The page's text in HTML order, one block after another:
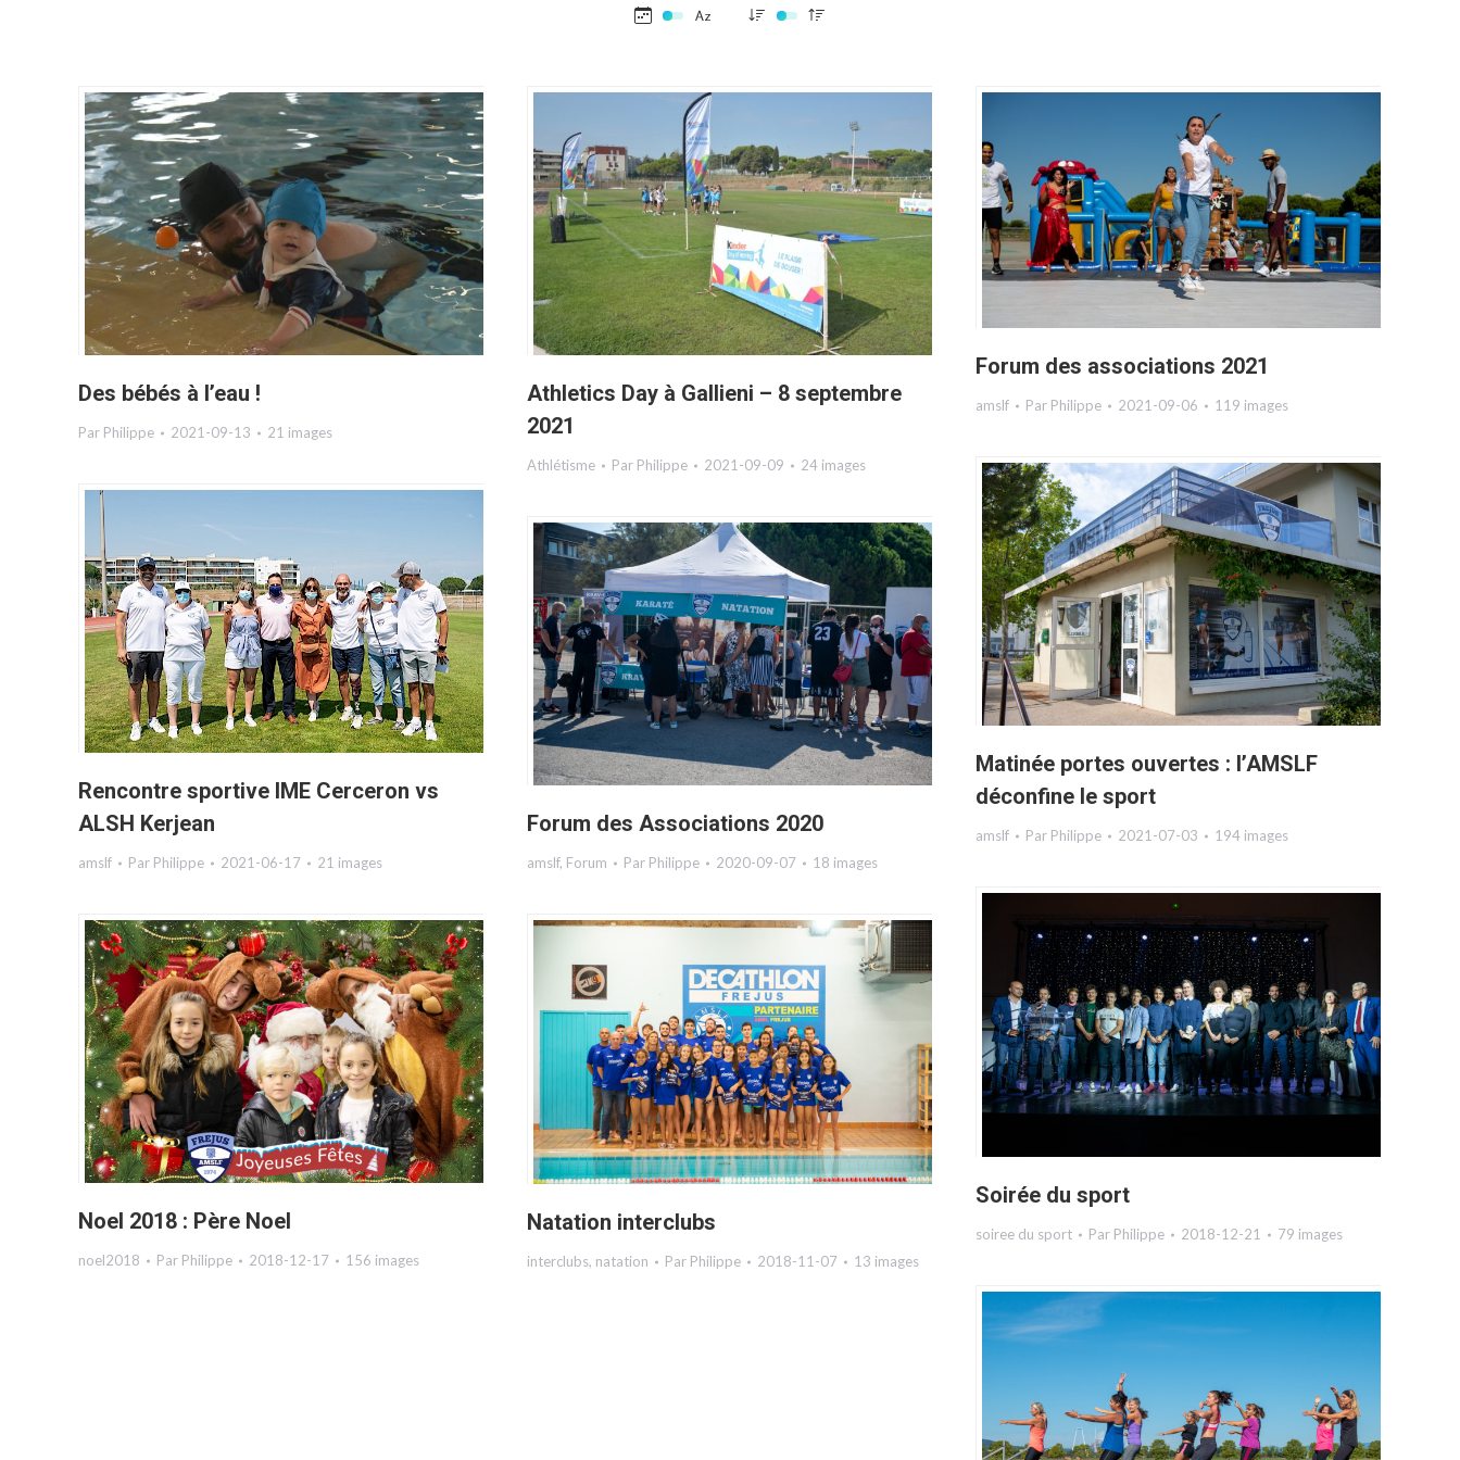
Des bébés à l’eau !
Par Philippe 2021-09-13 21 images
Athletics Day à Gallieni – 8 septembre
2021
Athlétisme Par Philippe 2021-09-09 24 images
Forum des associations 2021
amslf Par Philippe 2021-09-06 119 images
Matinée portes ouvertes : l’AMSLF
déconfine le sport
amslf Par Philippe 2021-07-03 194 images
Rencontre sportive IME Cerceron vs
ALSH Kerjean
amslf Par Philippe 2021-06-17 21 images
Forum des Associations 2020
amslf, Forum Par Philippe 2020-09-07 18 images
Soirée du sport
soiree du sport Par Philippe 2018-12-21 79 images
Noel 2018 : Père Noel
noel2018 Par Philippe 2018-12-17 156 images
Natation interclubs
interclubs, natation Par Philippe 2018-11-07 13 images